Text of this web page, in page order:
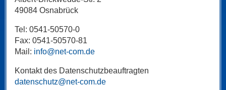
49084 Osnabrück
Tel: 0541-50570-0
Fax: 0541-50570-81
Mail: info@net-com.de
Kontakt des Datenschutzbeauftragten
datenschutz@net-com.de